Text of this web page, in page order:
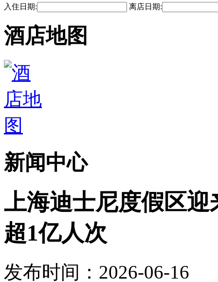
入住日期: 离店日期:
酒店地图
新闻中心
上海迪士尼度假区
超1亿人次
发布时间：2026-06-16